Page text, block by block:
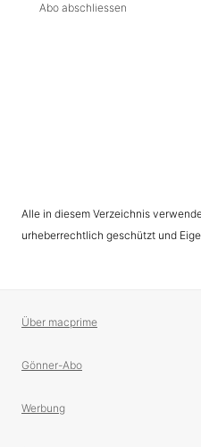
Abo abschliessen
Alle in diesem Verzeichnis
urheberrechtlich geschützt und
Über macprime
Gönner-Abo
Werbung